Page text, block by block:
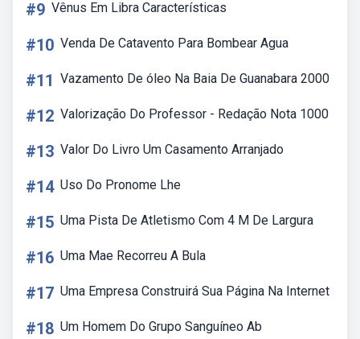
#9 Vênus Em Libra Características
#10 Venda De Catavento Para Bombear Agua
#11 Vazamento De óleo Na Baia De Guanabara 2000
#12 Valorização Do Professor - Redação Nota 1000
#13 Valor Do Livro Um Casamento Arranjado
#14 Uso Do Pronome Lhe
#15 Uma Pista De Atletismo Com 4 M De Largura
#16 Uma Mae Recorreu A Bula
#17 Uma Empresa Construirá Sua Página Na Internet
#18 Um Homem Do Grupo Sanguíneo Ab